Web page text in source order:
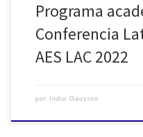
Programa
Conferencia
AES LAC 2022
por Indio Gauvron